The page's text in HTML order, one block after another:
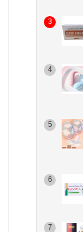
3
4
5
6
7